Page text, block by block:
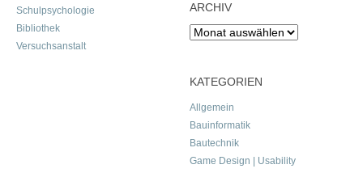
Schulpsychologie
Bibliothek
Versuchsanstalt
ARCHIV
Archiv
KATEGORIEN
Allgemein
Bauinformatik
Bautechnik
Game Design | Usability